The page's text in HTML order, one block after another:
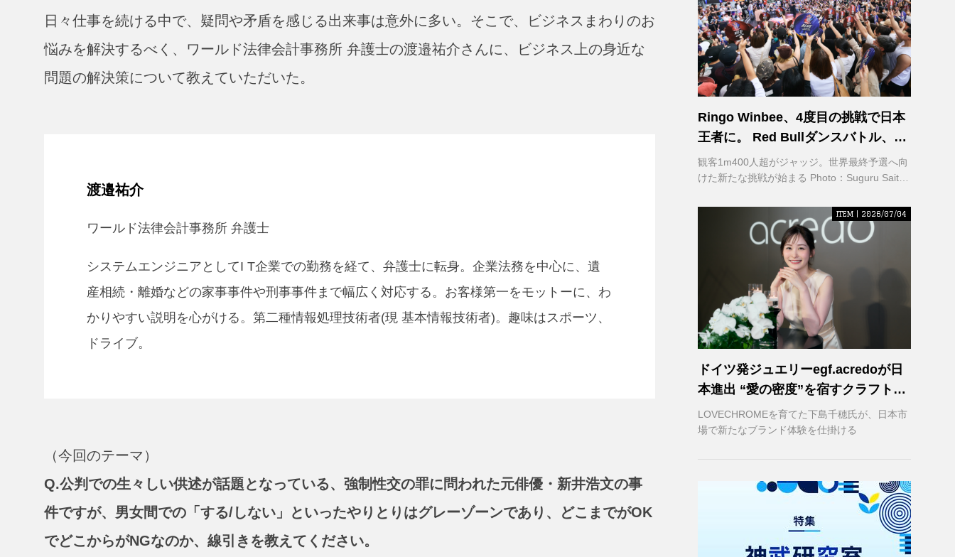
日々仕事を続ける中で、疑問や矛盾を感じる出来事は意外に多い。そこで、ビジネスまわりのお
悩みを解決するべく、ワールド法律会計事務所 弁護士の渡邉祐介さんに、ビジネス上の身近な
問題の解決策について教えていただいた。
渡邉祐介
ワールド法律会計事務所 弁護士
システムエンジニアとしてI T企業での勤務を経て、弁護士に転身。企業法務を中心に、遺
産相続・離婚などの家事事件や刑事事件まで幅広く対応する。お客様第一をモットーに、わ
かりやすい説明を心がける。第二種情報処理技術者(現 基本情報技術者)。趣味はスポーツ、
ドライブ。
（今回のテーマ）
Q.公判での生々しい供述が話題となっている、強制性交の罪に問われた元俳優・新井浩文の事
件ですが、男女間での「する/しない」といったやりとりはグレーゾーンであり、どこまでがOK
でどこからがNGなのか、線引きを教えてください。
Ringo Winbee、4度目の挑戦で日本
王者に。 Red Bullダンスバトル、六
本木で熱狂
観客1m400人超がジャッジ。世界最終予選へ向
けた新たな挑戦が始まる Photo：Suguru Saito /
ITEM | 2026/07/04
ドイツ発ジュエリーegf.acredoが日
本進出 “愛の密度”を宿すクラフトマ
ンシップ
LOVECHROMEを育てた下島千穂氏が、日本市
場で新たなブランド体験を仕掛ける